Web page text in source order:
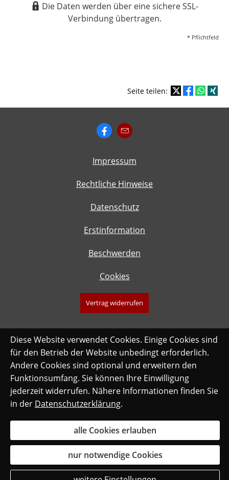
Die Daten werden über eine sichere SSL-
Verbindung übertragen.
* Pflichtfeld
Seite teilen:
Impressum
Rechtliche Hinweise
Datenschutz
Erstinformation
Beschwerden
Cookies
Vertrag widerrufen
Diese Website verwendet Cookies. Einige Cookies sind
für den Betrieb der Website unbedingt erforderlich.
Andere Cookies sind optional und erweitern den
Funktionsumfang. Sie können Ihre Einwilligung
jederzeit widerrufen. Nähere Informationen finden Sie
in der Datenschutzerklärung.
alle Cookies erlauben
nur notwendige Cookies